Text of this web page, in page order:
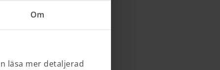
Om
läsa mer detaljerad